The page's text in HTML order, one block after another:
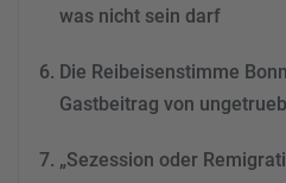
was nicht sein darf
Die Reibeisenstimme
Gastbeitrag von
„Sezession oder